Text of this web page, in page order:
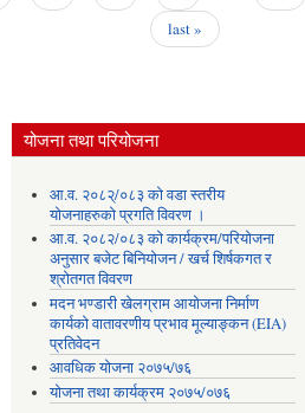
last »
योजना तथा परियोजना
आ.व. २०८२्/०८३ को वडा स्तरीय
योजनाहरुको प्रगति विवरण ।
आ.व. २०८२/०८३ को कार्यक्रम/परियोजना
अनुसार बजेट बिनियोजन / खर्च शिर्षकगत र
श्रोतगत विवरण
मदन भण्डारी खेलग्राम आयोजना निर्माण
कार्यको वातावरणीय प्रभाव मूल्याङ्कन (EIA)
प्रतिवेदन
आवधिक योजना २०७५/७६
योजना तथा कार्यक्रम २०७५/०७६